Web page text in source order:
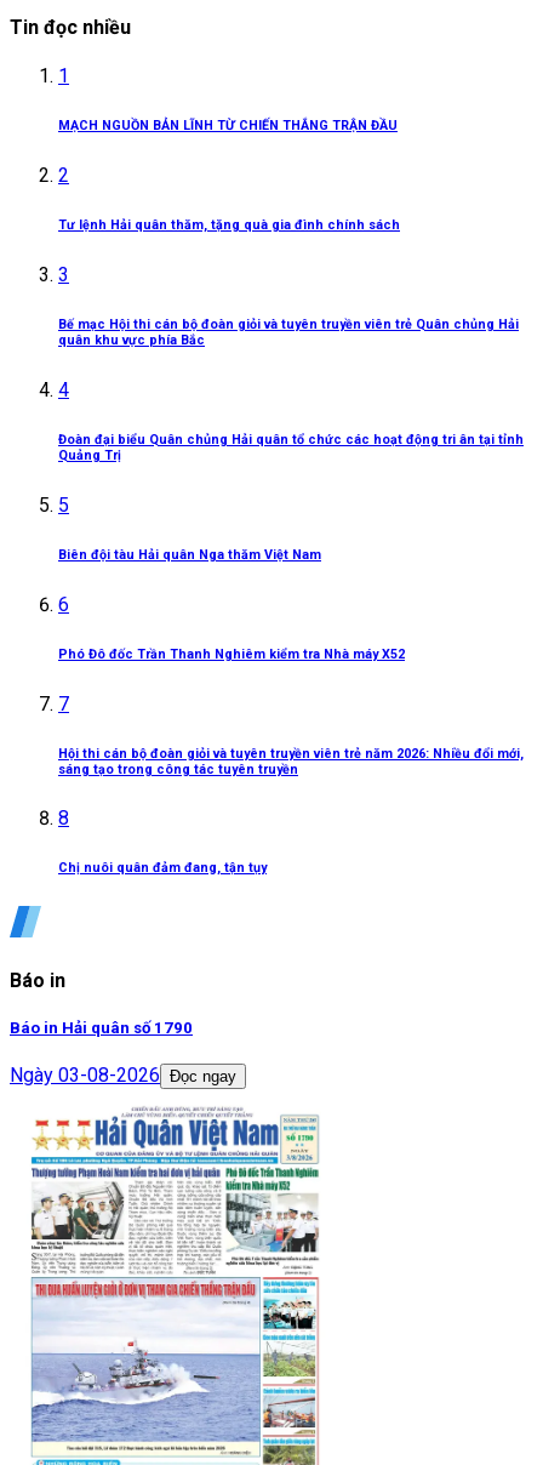
Tin đọc nhiều
1
MẠCH NGUỒN BẢN LĨNH TỪ CHIẾN THẮNG TRẬN ĐẦU
2
Tư lệnh Hải quân thăm, tặng quà gia đình chính sách
3
Bế mạc Hội thi cán bộ đoàn giỏi và tuyên truyền viên trẻ Quân chủng Hải
quân khu vực phía Bắc
4
Đoàn đại biểu Quân chủng Hải quân tổ chức các hoạt động tri ân tại tỉnh
Quảng Trị
5
Biên đội tàu Hải quân Nga thăm Việt Nam
6
Phó Đô đốc Trần Thanh Nghiêm kiểm tra Nhà máy X52
7
Hội thi cán bộ đoàn giỏi và tuyên truyền viên trẻ năm 2026: Nhiều đổi mới,
sáng tạo trong công tác tuyên truyền
8
Chị nuôi quân đảm đang, tận tụy
Báo in
Báo in Hải quân số 1790
Ngày 03-08-2026 Đọc ngay